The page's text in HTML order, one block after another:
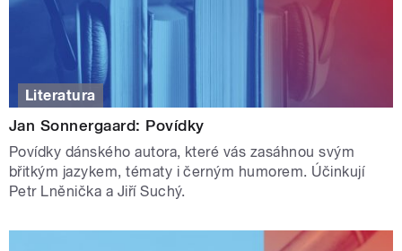
Literatura
Jan Sonnergaard: Povídky
Povídky dánského autora, které vás zasáhnou svým
břitkým jazykem, tématy i černým humorem. Účinkují
Petr Lněnička a Jiří Suchý.